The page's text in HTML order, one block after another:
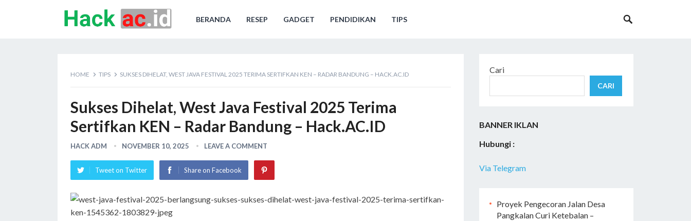
BERANDA RESEP GADGET PENDIDIKAN TIPS
HOME TIPS SUKSES DIHELAT, WEST JAVA FESTIVAL 2025 TERIMA SERTIFKAN KEN – RADAR BANDUNG – HACK.AC.ID
Sukses Dihelat, West Java Festival 2025 Terima
Sertifkan KEN – Radar Bandung – Hack.AC.ID
HACK ADM NOVEMBER 10, 2025 LEAVE A COMMENT
Tweet on Twitter Share on Facebook
Cari
CARI
BANNER IKLAN
Hubungi :
Via Telegram
Proyek Pengecoran Jalan Desa
Pangkalan Curi Ketebalan –